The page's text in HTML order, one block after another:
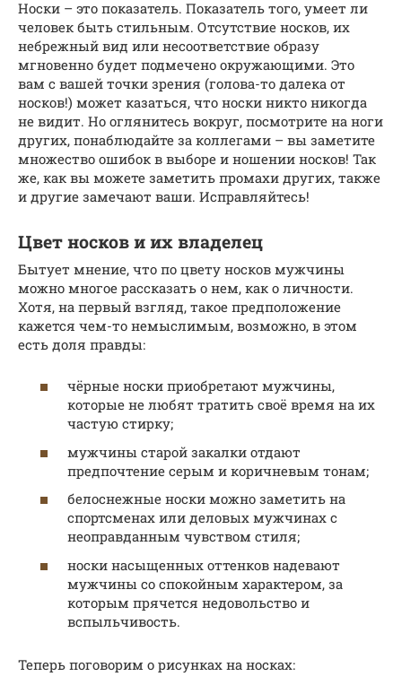
Носки – это показатель. Показатель того, умеет ли
человек быть стильным. Отсутствие носков, их
небрежный вид или несоответствие образу
мгновенно будет подмечено окружающими. Это
вам с вашей точки зрения (голова-то далека от
носков!) может казаться, что носки никто никогда
не видит. Но оглянитесь вокруг, посмотрите на ноги
других, понаблюдайте за коллегами – вы заметите
множество ошибок в выборе и ношении носков! Так
же, как вы можете заметить промахи других, также
и другие замечают ваши. Исправляйтесь!
Цвет носков и их владелец
Бытует мнение, что по цвету носков мужчины
можно многое рассказать о нем, как о личности.
Хотя, на первый взгляд, такое предположение
кажется чем-то немыслимым, возможно, в этом
есть доля правды:
чёрные носки приобретают мужчины,
которые не любят тратить своё время на их
частую стирку;
мужчины старой закалки отдают
предпочтение серым и коричневым тонам;
белоснежные носки можно заметить на
спортсменах или деловых мужчинах с
неоправданным чувством стиля;
носки насыщенных оттенков надевают
мужчины со спокойным характером, за
которым прячется недовольство и
вспыльчивость.
Теперь поговорим о рисунках на носках: